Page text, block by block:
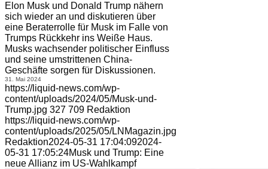
Elon Musk und Donald Trump nähern
sich wieder an und diskutieren über
eine Beraterrolle für Musk im Falle von
Trumps Rückkehr ins Weiße Haus.
Musks wachsender politischer Einfluss
und seine umstrittenen China-
Geschäfte sorgen für Diskussionen.
31. Mai 2024
https://liquid-news.com/wp-
content/uploads/2024/05/Musk-und-
Trump.jpg 327 709 Redaktion
https://liquid-news.com/wp-
content/uploads/2025/05/LNMagazin.jpg
Redaktion2024-05-31 17:04:092024-
05-31 17:05:24Musk und Trump: Eine
neue Allianz im US-Wahlkampf